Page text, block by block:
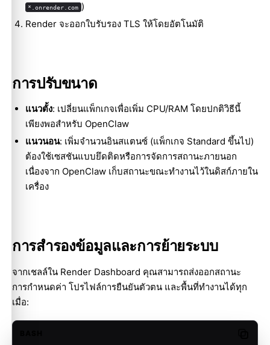
*.onrender.com )
Render จะออกใบรับรอง TLS ให้โดยอัตโนมัติ
การปรับขนาด
แนวตั้ง: เปลี่ยนแพ็กเกจเพื่อเพิ่ม CPU/RAM โดยปกติวิธีนี้
เพียงพอสำหรับ OpenClaw
แนวนอน: เพิ่มจำนวนอินสแตนซ์ (แพ็กเกจ Standard ขึ้นไป)
ต้องใช้เซสชันแบบยึดติดหรือการจัดการสถานะภายนอก
เนื่องจาก OpenClaw เก็บสถานะขณะทำงานไว้ในดิสก์ภายใน
เครื่อง
การสำรองข้อมูลและการย้ายระบบ
จากเชลล์ใน Render Dashboard คุณสามารถส่งออกสถานะ
การกำหนดค่า โปรไฟล์การยืนยันตัวตน และพื้นที่ทำงานได้ทุก
เมื่อ: